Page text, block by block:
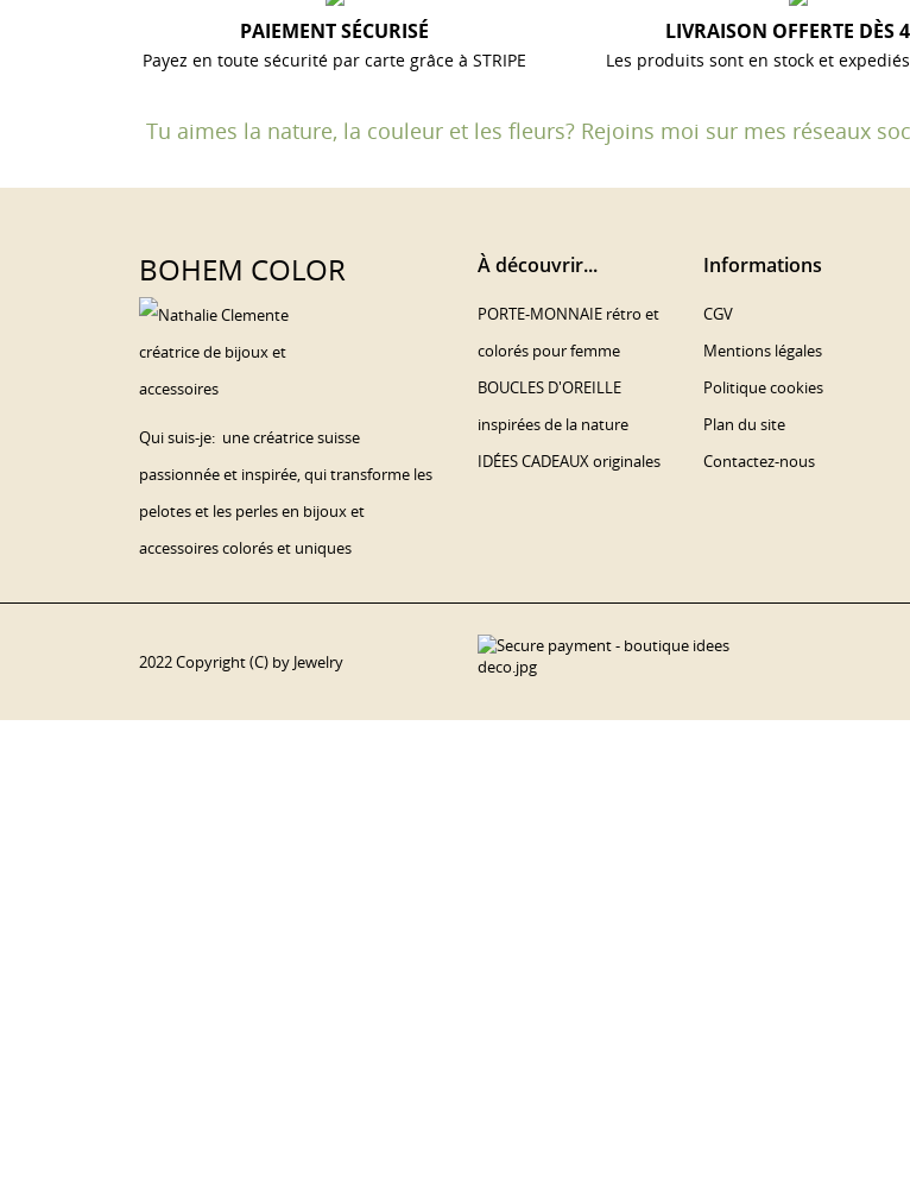
PAIEMENT SÉCURISÉ
Payez en toute sécurité par carte grâce à STRIPE
LIVRAISON OFFERTE DÈS
Les produits sont en stock et
Tu aimes la nature, la couleur et les fleurs? Rejoins moi sur mes réseaux
BOHEM COLOR
Qui suis-je: une créatrice suisse
passionnée et inspirée, qui transforme les
pelotes et les perles en bijoux et
accessoires colorés et uniques
À découvrir...
PORTE-MONNAIE rétro et
colorés pour femme
BOUCLES D'OREILLE
inspirées de la nature
IDÉES CADEAUX originales
Informations
CGV
Mentions légales
Politique cookies
Plan du site
Contactez-nous
2022 Copyright (C) by Jewelry